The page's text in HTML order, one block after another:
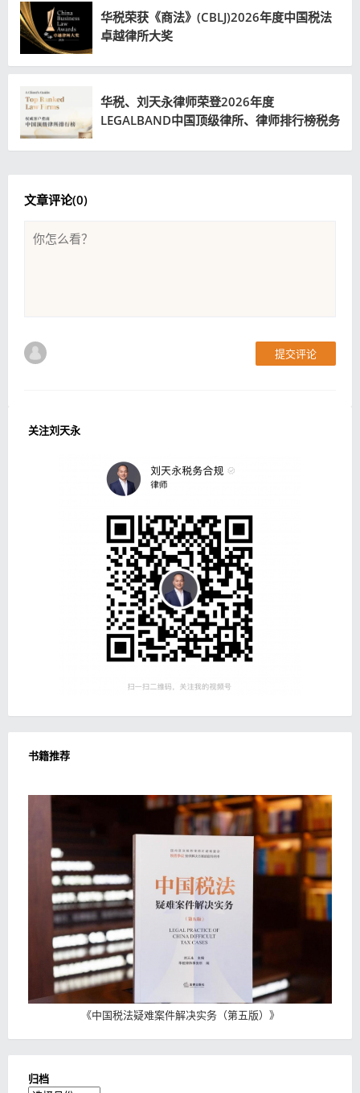
华税荣获《商法》(CBLJ)2026年度中国税法
卓越律所大奖
华税、刘天永律师荣登2026年度
LEGALBAND中国顶级律所、律师排行榜税务
文章评论(0)
提交评论
关注刘天永
书籍推荐
《中国税法疑难案件解决实务（第五版） 》
归档